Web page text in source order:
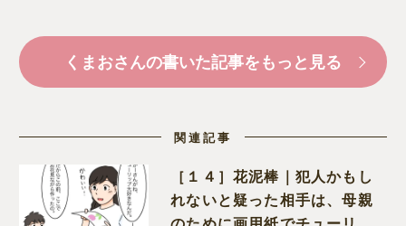
くまおさんの書いた記事をもっと見る
関連記事
［１４］花泥棒｜犯人かもし
れないと疑った相手は、母親